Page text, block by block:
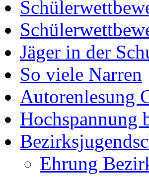
Jäger in der
So viele Narren
Autorenlesung
Ehrung